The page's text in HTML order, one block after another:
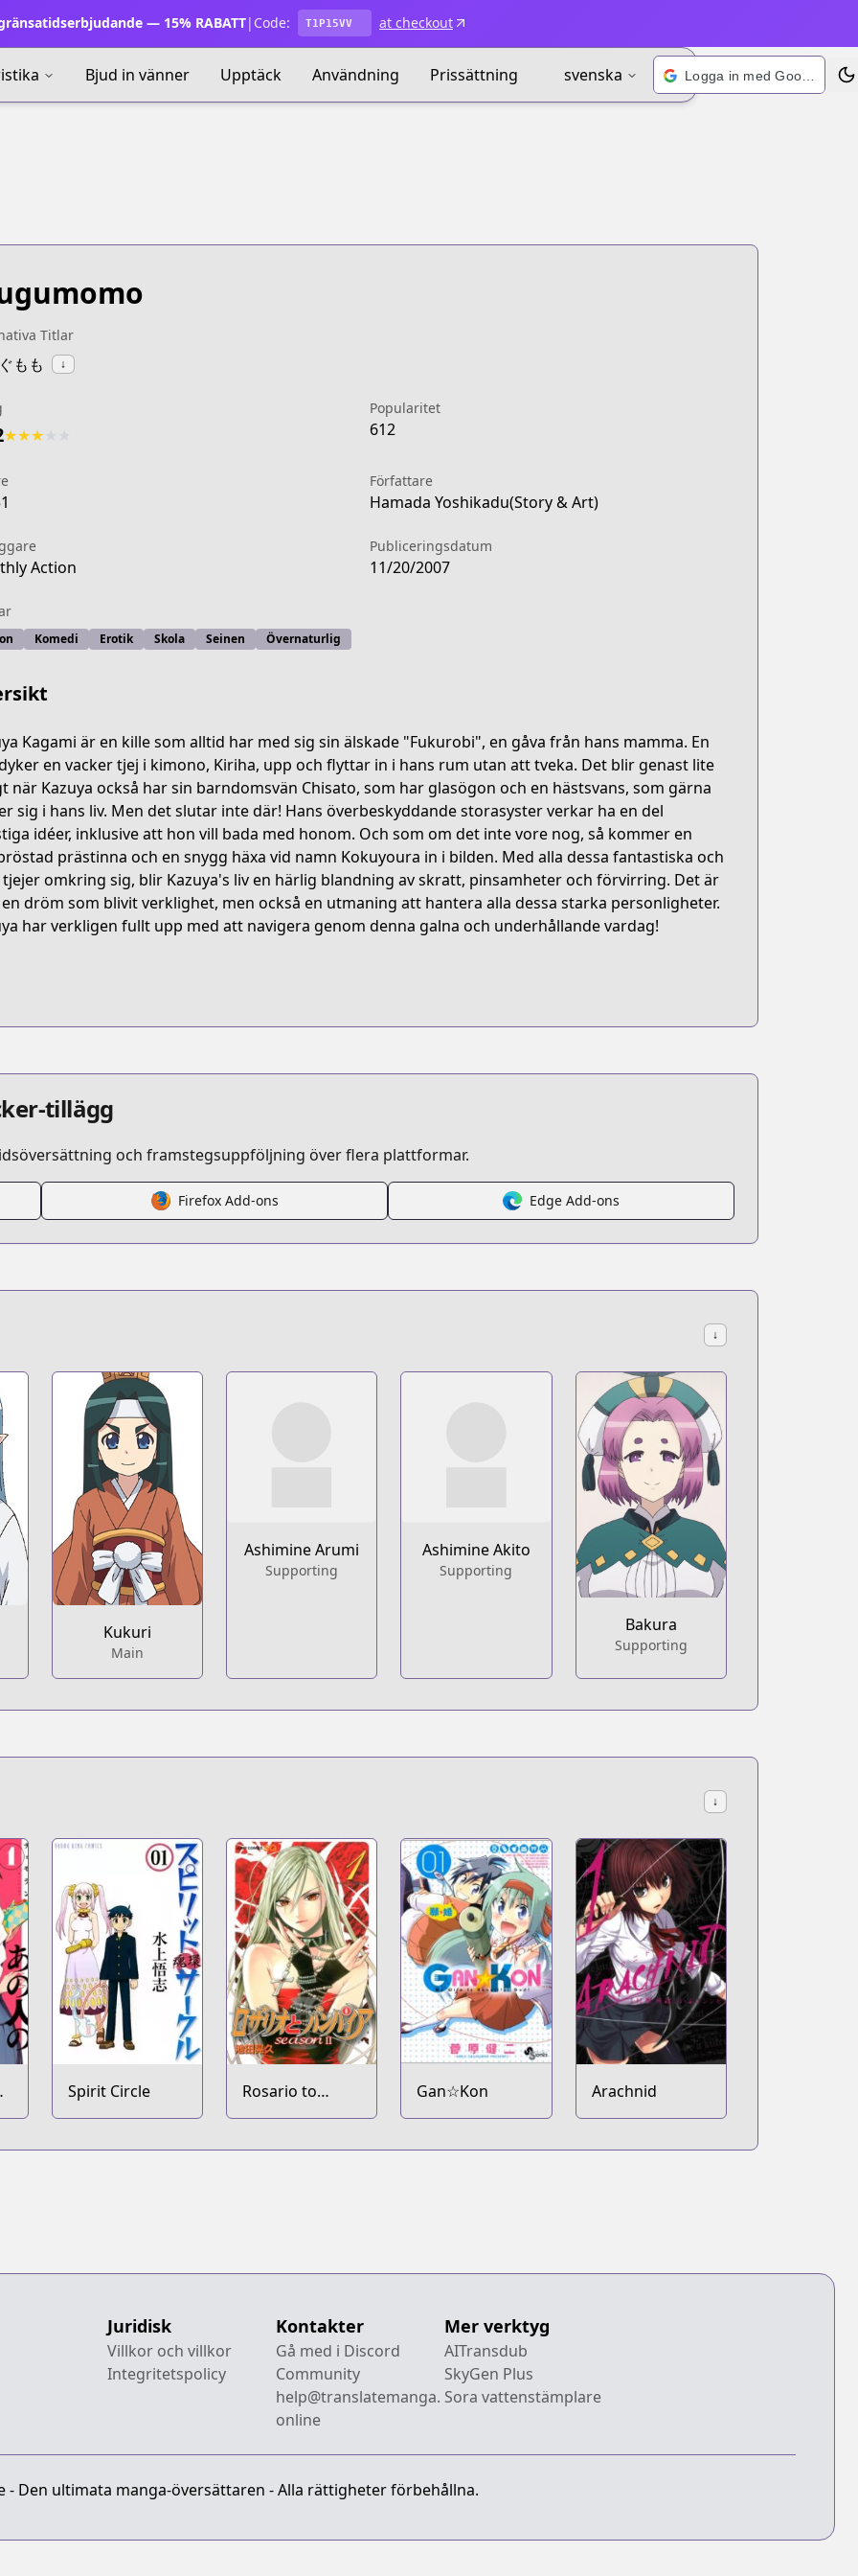
— 15% RABATT| Code: T1P15VV at checkout
Bjud in vänner Upptäck Användning Prissättning svenska
4a01-9fd3-33b51724f9d3
www.cdjapan.co.jp/product/NEOBK-55674
Titlar
もも ↓
★★★
Popularitet
612
Författare
Hamada Yoshikadu(Story & Art)
Action
Publiceringsdatum
11/20/2007
Komedi Erotik Skola Seinen Övernaturlig
Kagami är en kille som alltid har med sig sin älskade "Fukurobi", en gåva från hans mamma. En
en vacker tjej i kimono, Kiriha, upp och flyttar in i hans rum utan att tveka. Det blir genast lite
när Kazuya också har sin barndomsvän Chisato, som har glasögon och en hästsvans, som gärna
sig i hans liv. Men det slutar inte där! Hans överbeskyddande storasyster verkar ha en del
idéer, inklusive att hon vill bada med honom. Och som om det inte vore nog, så kommer en
prästinna och en snygg häxa vid namn Kokuyoura in i bilden. Med alla dessa fantastiska och
tjejer omkring sig, blir Kazuya's liv en härlig blandning av skratt, pinsamheter och förvirring. Det är
dröm som blivit verklighet, men också en utmaning att hantera alla dessa starka personligheter.
har verkligen fullt upp med att navigera genom denna galna och underhållande vardag!
tillägg
och framstegsuppföljning över flera plattformar.
Firefox Add-ons Edge Add-ons
↓
Kukuri
Main
Ashimine Arumi
Supporting
Ashimine Akito
Supporting
Bakura
Supporting
↓
Spirit Circle
Rosario to
Vampire:
Gan☆Kon Arachnid
Juridisk
Villkor och villkor
Integritetspolicy
Kontakter
Gå med i Discord
Community
help@translatemanga.
online
Mer verktyg
AITransdub
SkyGen Plus
Sora vattenstämplare
Den ultimata manga-översättaren - Alla rättigheter förbehållna.